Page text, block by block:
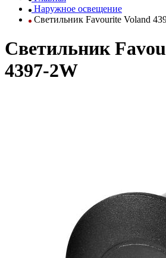
Наружное освещение
Светильник Favourite Voland
Светильник
4397-2W